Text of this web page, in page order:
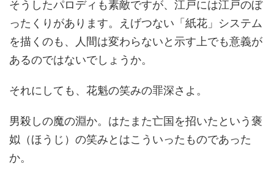
そうしたパロディも素敵ですが、江戸には江戸のぼ
ったくりがあります。えげつない「紙花」システム
を描くのも、人間は変わらないと示す上でも意義が
あるのではないでしょうか。
それにしても、花魁の笑みの罪深さよ。
男殺しの魔の淵か。はたまた亡国を招いたという褒
姒（ほうじ）の笑みとはこういったものであった
か。